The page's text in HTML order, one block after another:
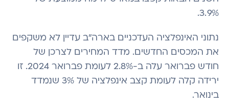
3.9%.
נתוני האינפלציה העדכניים בארה"ב עדיין לא משקפים
את המכסים החדשים. מדד המחירים לצרכן של
חודש פברואר עלה ב-2.8% לעומת פברואר 2024. זו
ירידה קלה לעומת קצב אינפלציה של 3% שנמדד
בינואר.